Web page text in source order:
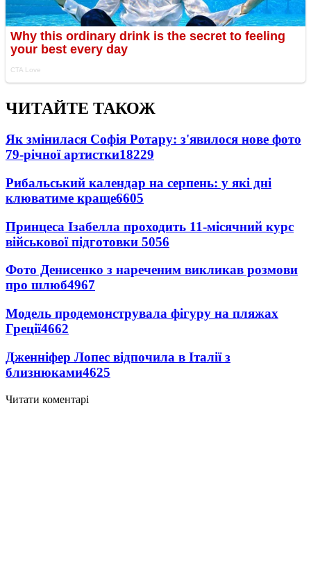
ЧИТАЙТЕ ТАКОЖ
Як змінилася Софія Ротару: з'явилося нове фото
79-річної артистки18229
Рибальський календар на серпень: у які дні
клюватиме краще6605
Принцеса Ізабелла проходить 11-місячний курс
військової підготовки 5056
Фото Денисенко з нареченим викликав розмови
про шлюб4967
Модель продемонструвала фігуру на пляжах
Греції4662
Дженніфер Лопес відпочила в Італії з
близнюками4625
Читати коментарі